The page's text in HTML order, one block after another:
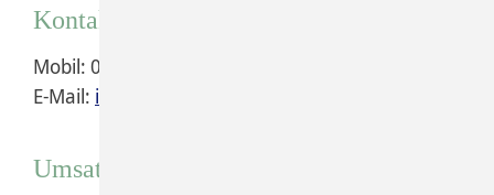
Kontakt
Mobil: 0172 73 40 948
E-Mail: info@florales-anjaersing.de
Umsatzsteuer-ID